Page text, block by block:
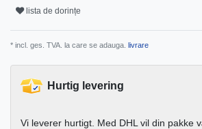
lista de dorințe
* incl. ges. TVA. la care se adauga. livrare
Hurtig levering
Vi leverer hurtigt. Med DHL vil din pakke